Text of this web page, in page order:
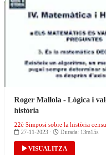
Roger Mallola - Lògica i
història
22è Simposi sobre la història
27-11-2023 · Durada: 13m15s
VISUALITZA